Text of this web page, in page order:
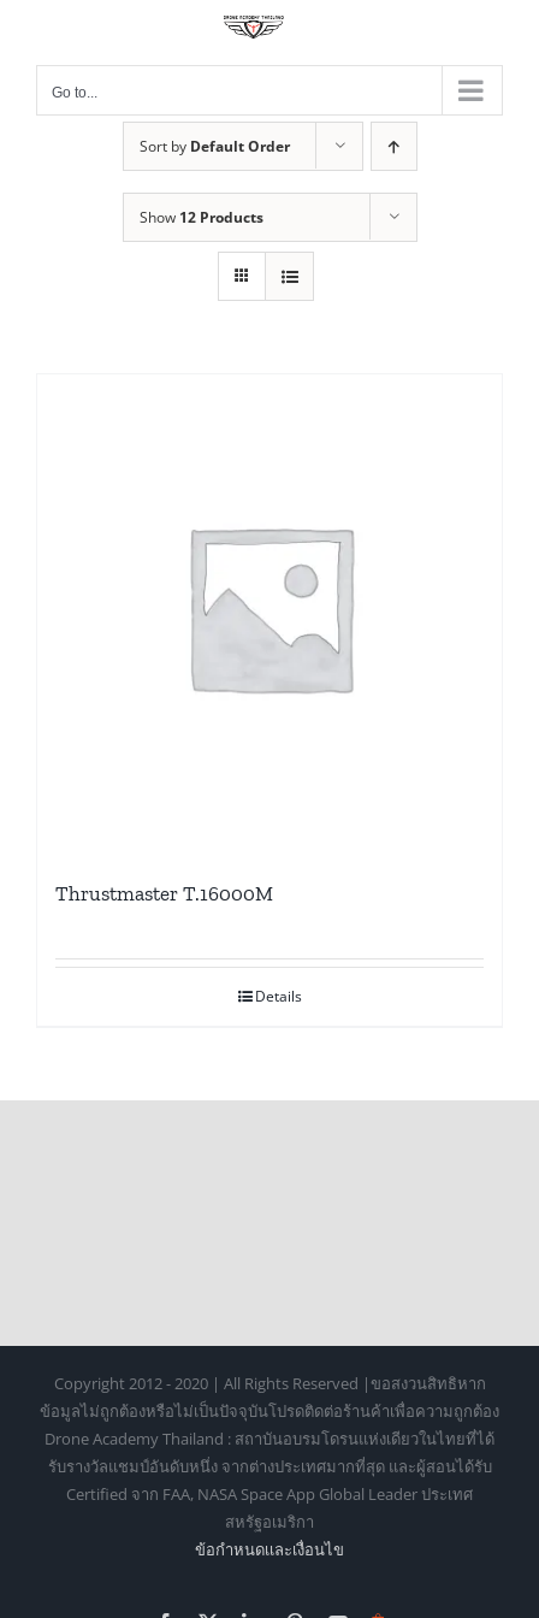
contentGo to...
Sort by Default Order
Show 12 Products
Thrustmaster T.16000M
Details
Copyright 2012 - 2020 | All Rights Reserved |ขอสงวนสิทธิหาก
ข้อมูลไม่ถูกต้องหรือไม่เป็นปัจจุบันโปรดติดต่อร้านค้าเพื่อความถูกต้อง
Drone Academy Thailand : สถาบันอบรมโดรนแห่งเดียวในไทยที่ได้
รับรางวัลแชมป์อันดับหนึ่ง จากต่างประเทศมากที่สุด และผู้สอนได้รับ
Certified จาก FAA, NASA Space App Global Leader ประเทศ
สหรัฐอเมริกา
ข้อกำหนดเเละเงื่อนไข